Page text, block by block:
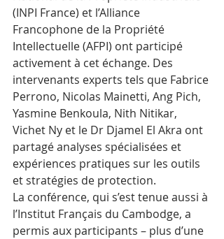
(INPI France) et l’Alliance
Francophone de la Propriété
Intellectuelle (AFPI) ont participé
activement à cet échange. Des
intervenants experts tels que Fabrice
Perrono, Nicolas Mainetti, Ang Pich,
Yasmine Benkoula, Nith Nitikar,
Vichet Ny et le Dr Djamel El Akra ont
partagé analyses spécialisées et
expériences pratiques sur les outils
et stratégies de protection.
La conférence, qui s’est tenue aussi à
l’Institut Français du Cambodge, a
permis aux participants – plus d’une